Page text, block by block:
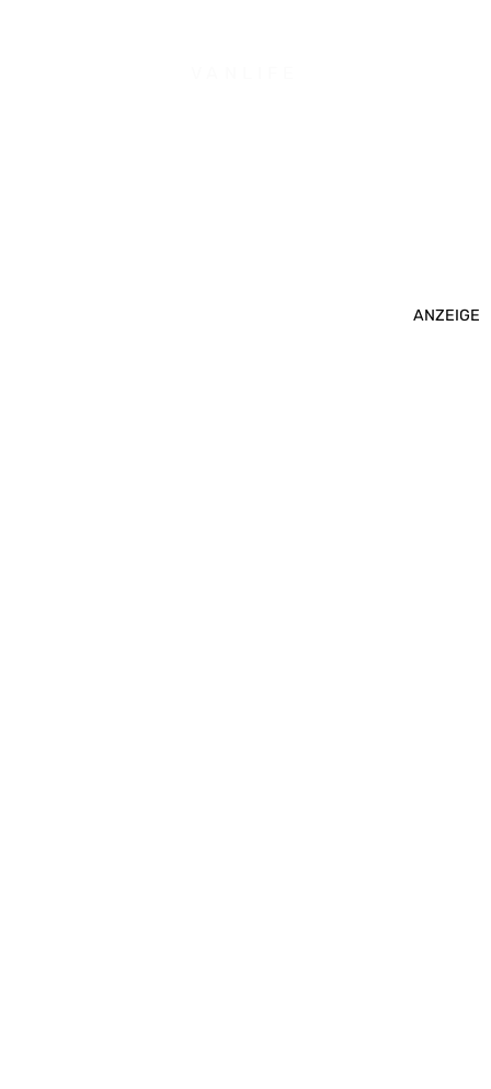
ANZEIGE